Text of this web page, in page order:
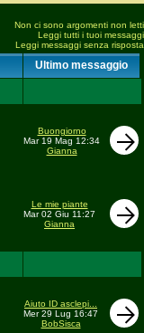
Non ci sono argomenti non letti
Leggi tutti i tuoi messaggi
Leggi messaggi senza risposta
Ultimo messaggio
Buongiorno
Mar 19 Mag 12:34
Gianna
Le mie piante
Mar 02 Giu 11:27
Gianna
Aiuto ID asclepi...
Mer 29 Lug 16:47
BobSisca